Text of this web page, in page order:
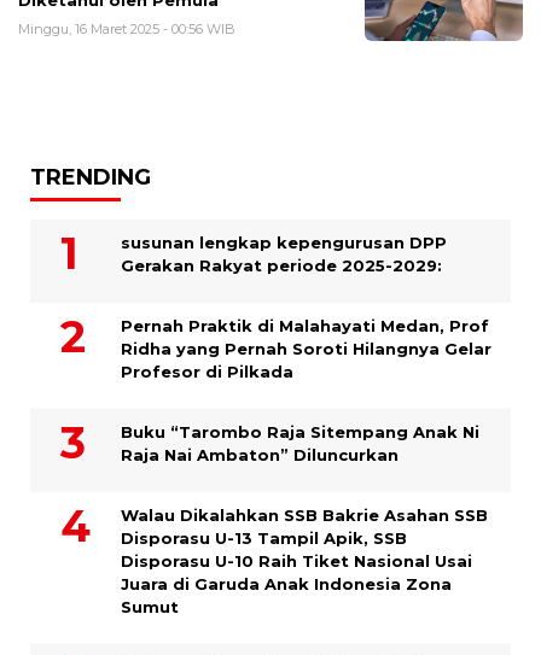
Minggu, 16 Maret 2025 - 00:56 WIB
TRENDING
susunan lengkap kepengurusan DPP
Gerakan Rakyat periode 2025-2029:
Pernah Praktik di Malahayati Medan, Prof
Ridha yang Pernah Soroti Hilangnya Gelar
Profesor di Pilkada
Buku “Tarombo Raja Sitempang Anak Ni
Raja Nai Ambaton” Diluncurkan
Walau Dikalahkan SSB Bakrie Asahan SSB
Disporasu U-13 Tampil Apik, SSB
Disporasu U-10 Raih Tiket Nasional Usai
Juara di Garuda Anak Indonesia Zona
Sumut